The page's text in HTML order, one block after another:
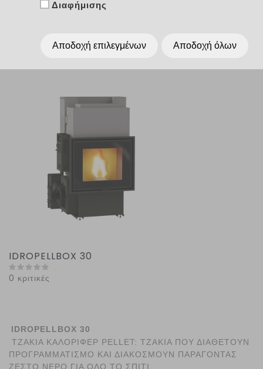
IDROPELLBOX 30
0 κριτικές
IDROPELLBOX 30
ΤΖΑΚΙΑ ΚΑΛΟΡΙΦΕΡ PELLET: ΤΖΑΚΙΑ ΠΟΥ ΔΙΑΘΕΤΟΥΝ
ΠΡΟΓΡΑΜΜΑΤΙΣΜΟ ΚΑΙ ΔΙΑΚΟΣΜΟΥΝ ΠΑΡΑΓΟΝΤΑΣ
ΖΕΣΤΟ ΝΕΡΟ ΓΙΑ ΟΛΟ ΤΟ ΣΠΙΤΙ.
Διαφήμισης
Αποδοχή επιλεγμένων Αποδοχή όλων